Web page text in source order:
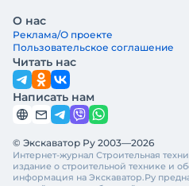
О нас
Реклама/О проекте
Пользовательское соглашение
Читать нас
Написать нам
© Экскаватор Ру 2003—2026
Интернет-журнал Строительная
издание о строительной технике и
информация на Экскаватор.Ру